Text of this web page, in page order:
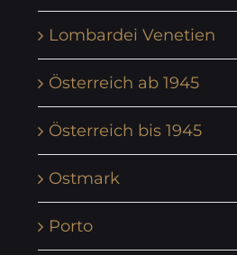
Lombardei Venetien
Österreich ab 1945
Österreich bis 1945
Ostmark
Porto